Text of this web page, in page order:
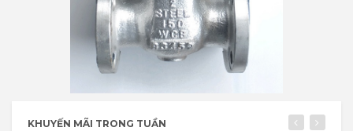
KHUYẾN MÃI TRONG TUẦN